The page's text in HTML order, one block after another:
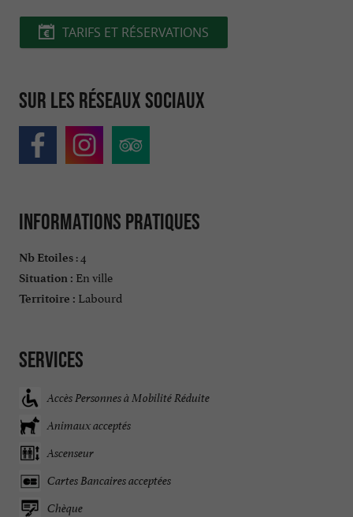
TARIFS ET RÉSERVATIONS
Sur les réseaux sociaux
Informations pratiques
Nb Etoiles : 4
Situation : En ville
Territoire : Labourd
Services
Accès Personnes à Mobilité Réduite
Animaux acceptés
Ascenseur
Cartes Bancaires acceptées
Chèque